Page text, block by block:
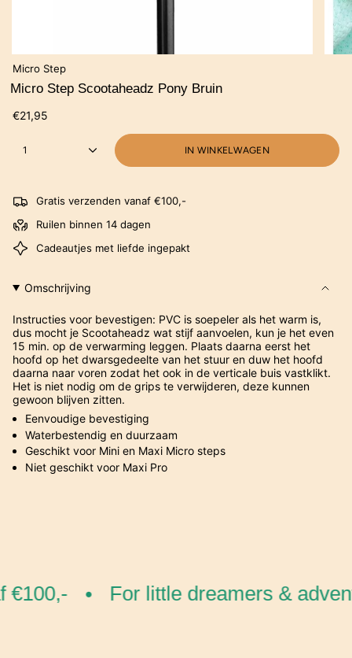
Micro Step
Micro Step Scootaheadz Pony Bruin
€21,95
1 IN WINKELWAGEN
Gratis verzenden vanaf €100,-
Ruilen binnen 14 dagen
Cadeautjes met liefde ingepakt
Omschrijving
Instructies voor bevestigen: PVC is soepeler als het warm is,
dus mocht je Scootaheadz wat stijf aanvoelen, kun je het even
15 min. op de verwarming leggen. Plaats daarna eerst het
hoofd op het dwarsgedeelte van het stuur en duw het hoofd
daarna naar voren zodat het ook in de verticale buis vastklikt.
Het is niet nodig om de grips te verwijderen, deze kunnen
gewoon blijven zitten.
Eenvoudige bevestiging
Waterbestendig en duurzaam
Geschikt voor Mini en Maxi Micro steps
Niet geschikt voor Maxi Pro
For little dreamers &